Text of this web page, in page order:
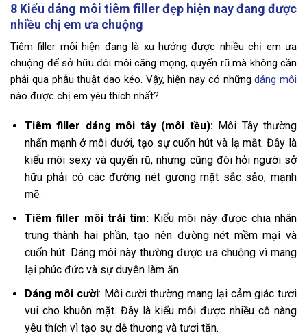
8 Kiểu dáng môi tiêm filler đẹp hiện nay đang được
nhiều chị em ưa chuộng
Tiêm filler môi hiện đang là xu hướng được nhiều chị em ưa
chuộng để sở hữu đôi môi căng mọng, quyến rũ mà không cần
phải qua phẫu thuật dao kéo. Vậy, hiện nay có nhữngdáng môi
nào được chị em yêu thích nhất?
Tiêm filler dáng môi tây (môi tều):Môi Tây thường
nhấn mạnh ở môi dưới, tạo sự cuốn hút và lạ mắt. Đây là
kiểu môi sexy và quyến rũ, nhưng cũng đòi hỏi người sở
hữu phải có các đường nét gương mặt sắc sảo, mạnh
mẽ.
Tiêm filler môi trái tim: Kiểu môi này được chia nhân
trung thành hai phần, tạo nên đường nét mềm mại và
cuốn hút. Dáng môi này thường được ưa chuộng vì mang
lại phúc đức và sự duyên làm ăn.
Dáng môi cười: Môi cười thường mang lại cảm giác tươi
vui cho khuôn mặt. Đây là kiểu môi được nhiều cô nàng
yêu thích vì tạo sự dễ thương và tươi tắn.